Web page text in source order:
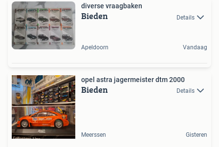
diverse vraagbaken
Bieden Details
Apeldoorn Vandaag
opel astra jagermeister dtm 2000
Bieden Details
Meerssen Gisteren